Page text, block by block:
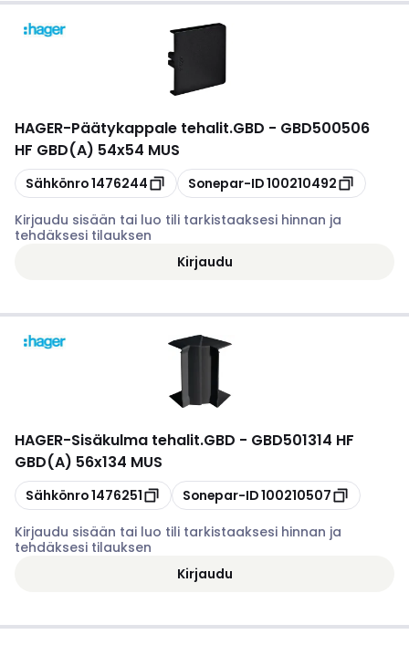
HAGER-Päätykappale tehalit.GBD - GBD500506
HF GBD(A) 54x54 MUS
Kopioi
Sähkönro1476244 Kopioi
Sonepar-ID100210492
Kirjaudu sisään tai luo tili tarkistaaksesi hinnan ja
tehdäksesi tilauksen
Kirjaudu
HAGER-Sisäkulma tehalit.GBD - GBD501314 HF
GBD(A) 56x134 MUS
Kopioi
Sähkönro1476251 Kopioi
Sonepar-ID100210507
Kirjaudu sisään tai luo tili tarkistaaksesi hinnan ja
tehdäksesi tilauksen
Kirjaudu